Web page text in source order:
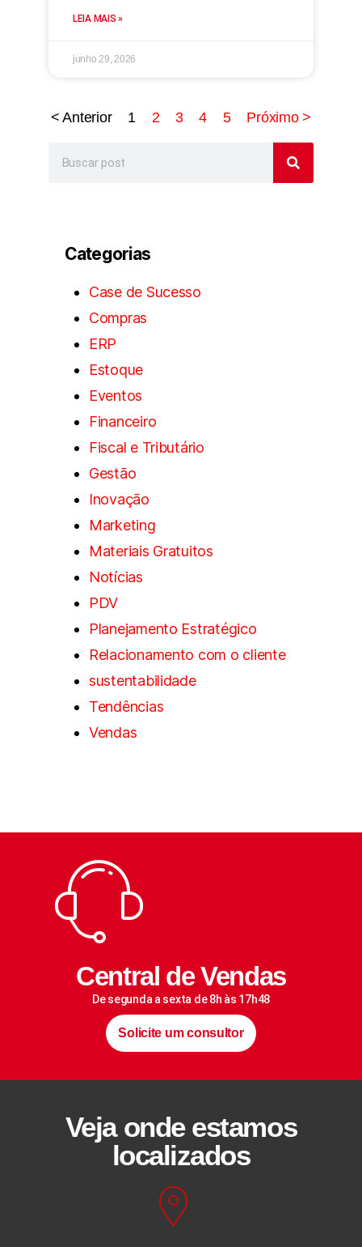
LEIA MAIS »
junho 29, 2026
< Anterior 1 2 3 4 5 Próximo >
Categorias
Case de Sucesso
Compras
ERP
Estoque
Eventos
Financeiro
Fiscal e Tributário
Gestão
Inovação
Marketing
Materiais Gratuitos
Notícias
PDV
Planejamento Estratégico
Relacionamento com o cliente
sustentabilidade
Tendências
Vendas
Central de Vendas
De segunda a sexta de 8h às 17h48
Solicite um consultor
Veja onde estamos
localizados